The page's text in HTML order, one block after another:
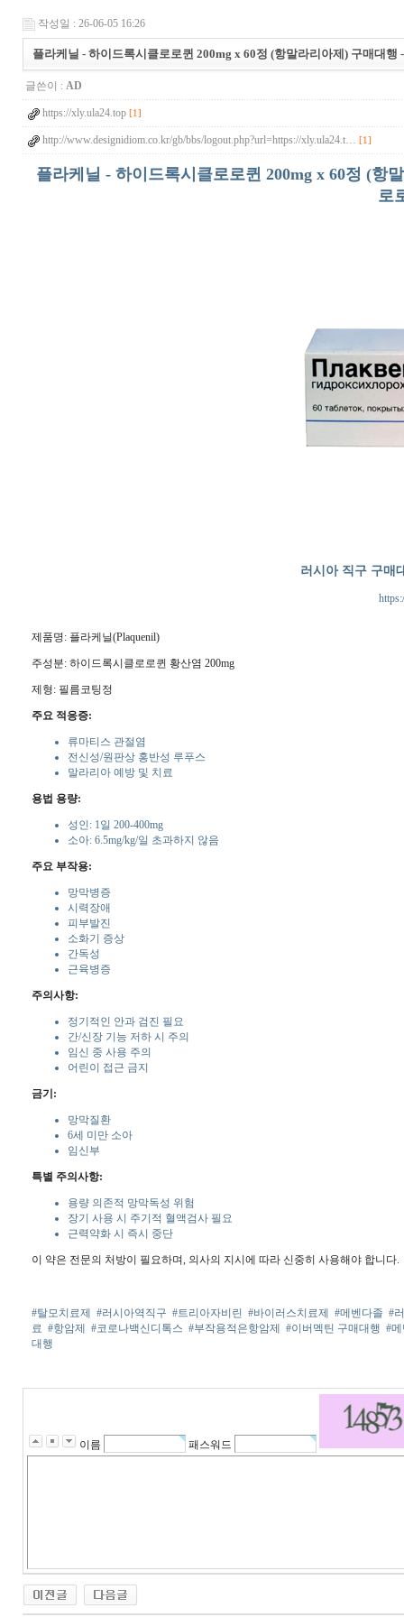
작성일 : 26-06-05 16:26
플라케닐 - 하이드록시클로로퀸 200mg x 60정 (항말라리아제) 구매대행
글쓴이 : AD
https://xly.ula24.top [1]
http://www.designidiom.co.kr/gb/bbs/logout.php?url=https://xly.ula24.t… [1]
플라케닐 - 하이드록시클로로퀸 200mg x 60정 (항
로
러시아 직구 구매
제품명: 플라케닐(Plaquenil)
주성분: 하이드록시클로로퀸 황산염 200mg
제형: 필름코팅정
주요 적응증:
류마티스 관절염
전신성/원판상 홍반성 루푸스
말라리아 예방 및 치료
용법 용량:
성인: 1일 200-400mg
소아: 6.5mg/kg/일 초과하지 않음
주요 부작용:
망막병증
시력장애
피부발진
소화기 증상
간독성
근육병증
주의사항:
정기적인 안과 검진 필요
간/신장 기능 저하 시 주의
임신 중 사용 주의
어린이 접근 금지
금기:
망막질환
6세 미만 소아
임신부
특별 주의사항:
용량 의존적 망막독성 위험
장기 사용 시 주기적 혈액검사 필요
근력약화 시 즉시 중단
이 약은 전문의 처방이 필요하며, 의사의 지시에 따라 신중히 사용해야 합니다.
#탈모치료제 #러시아역직구 #트리아자비린 #바이러스치료제 #메벤다졸 #
료 #항암제 #코로나백신디톡스 #부작용적은항암제 #이버멕틴 구매대행 #
대행
이름 패스워드